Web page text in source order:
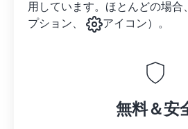
用しています。ほとんどの場合
プション、
アイコン）。
無料＆安